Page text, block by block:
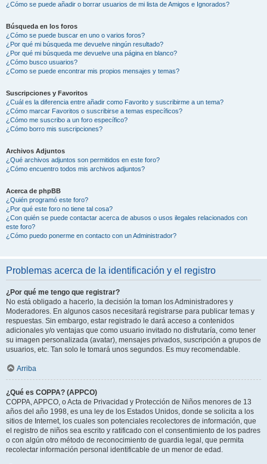
¿Cómo se puede añadir o borrar usuarios de mi lista de Amigos e Ignorados?
Búsqueda en los foros
¿Cómo se puede buscar en uno o varios foros?
¿Por qué mi búsqueda me devuelve ningún resultado?
¿Por qué mi búsqueda me devuelve una página en blanco?
¿Cómo busco usuarios?
¿Como se puede encontrar mis propios mensajes y temas?
Suscripciones y Favoritos
¿Cuál es la diferencia entre añadir como Favorito y suscribirme a un tema?
¿Cómo marcar Favoritos o suscribirse a temas específicos?
¿Cómo me suscribo a un foro específico?
¿Cómo borro mis suscripciones?
Archivos Adjuntos
¿Qué archivos adjuntos son permitidos en este foro?
¿Cómo encuentro todos mis archivos adjuntos?
Acerca de phpBB
¿Quién programó este foro?
¿Por qué este foro no tiene tal cosa?
¿Con quién se puede contactar acerca de abusos o usos ilegales relacionados con
este foro?
¿Cómo puedo ponerme en contacto con un Administrador?
Problemas acerca de la identificación y el registro
¿Por qué me tengo que registrar?
No está obligado a hacerlo, la decisión la toman los Administradores y
Moderadores. En algunos casos necesitará registrarse para publicar temas y
respuestas. Sin embargo, estar registrado le dará acceso a contenidos
adicionales y/o ventajas que como usuario invitado no disfrutaría, como tener
su imagen personalizada (avatar), mensajes privados, suscripción a grupos de
usuarios, etc. Tan solo le tomará unos segundos. Es muy recomendable.
Arriba
¿Qué es COPPA? (APPCO)
COPPA, APPCO, o Acta de Privacidad y Protección de Niños menores de 13
años del año 1998, es una ley de los Estados Unidos, donde se solicita a los
sitios de Internet, los cuales son potenciales recolectores de información, que
el registro de niños sea escrito y ratificado con el consentimiento de los padres
o con algún otro método de reconocimiento de guardia legal, que permita
recolectar información personal identificable de un menor de edad.